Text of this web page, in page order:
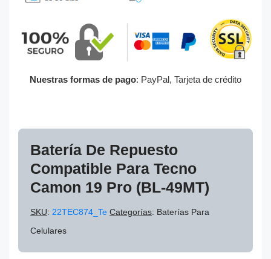
Nuestras formas de pago: PayPal, Tarjeta de crédito
Batería De Repuesto
Compatible Para Tecno
Camon 19 Pro (BL-49MT)
SKU: 22TEC874_Te Categorías: Baterías Para
Celulares